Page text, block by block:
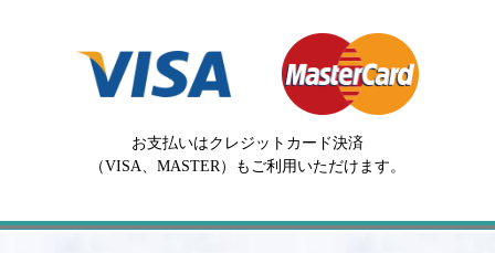
お支払いはクレジットカード決済
（VISA、MASTER）もご利用いただけます。